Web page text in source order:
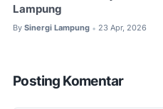
Lampung
By Sinergi Lampung • 23 Apr, 2026
Posting Komentar